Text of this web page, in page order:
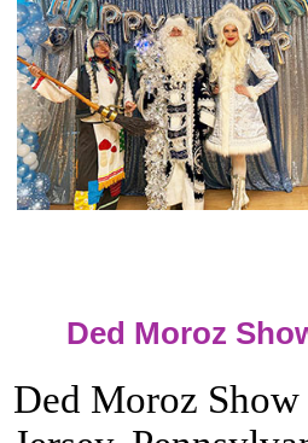
Ded Moroz
Ded Moroz